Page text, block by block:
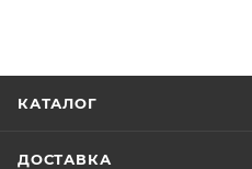
КАТАЛОГ
ДОСТАВКА